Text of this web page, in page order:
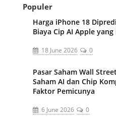
Populer
Harga iPhone 18
Biaya Cip AI Apple
18 June 2026 0
Pasar Saham Wall
Saham AI dan Chip
Faktor Pemicunya
6 June 2026 0